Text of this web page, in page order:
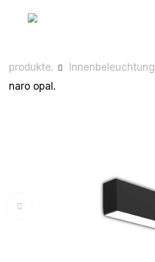
produkte. Innenbeleuchtung
naro opal.